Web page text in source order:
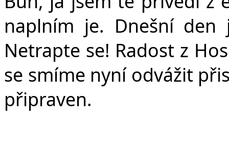
naplním je. Dnešní den
Netrapte se! Radost z
se smíme nyní odvážit
připraven.